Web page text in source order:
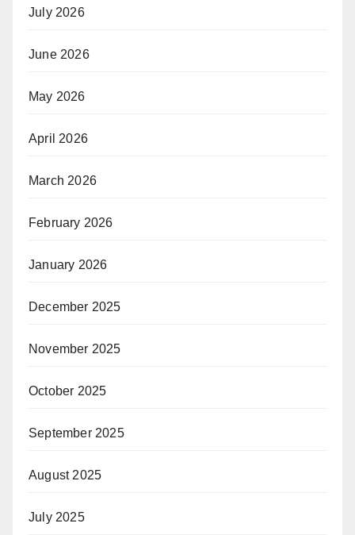
July 2026
June 2026
May 2026
April 2026
March 2026
February 2026
January 2026
December 2025
November 2025
October 2025
September 2025
August 2025
July 2025